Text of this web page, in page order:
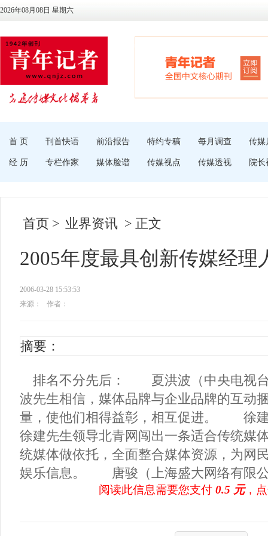
2026年08月08日 星期六
首 页 刊首快语 前沿报告 特约专稿 每月调查 传媒
经 历 专栏作家 媒体脸谱 传媒视点 传媒透视 院长
首页 > 业界资讯 > 正文
2005年度最具创新传媒经理
2006-03-28 15:53:53
来源：
作者：
摘要：
排名不分先后： 夏洪波（中央电视
波先生相信，媒体品牌与企业品牌的互动
量，使他们相得益彰，相互促进。
徐建先生领导北青网闯出一条适合传统媒
统媒体做依托，全面整合媒体资源，为网
娱乐信息。 唐骏（上海盛大网络有限
阅读此信息需要您支付 0.5 元，